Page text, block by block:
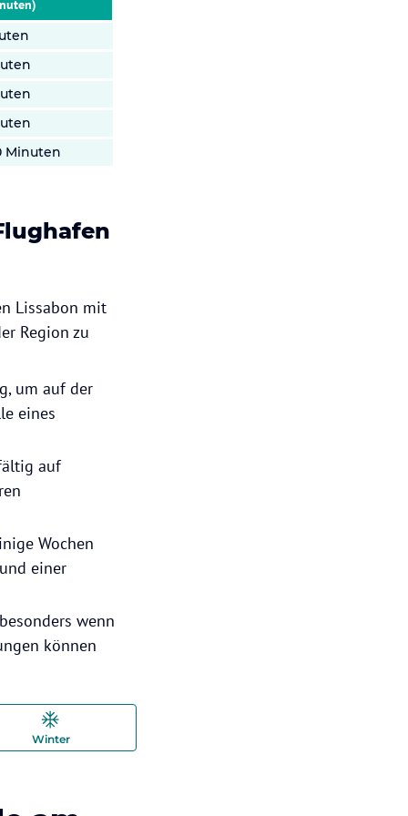
Minuten
Lissabon mit
Region zu
um auf der
eines
auf
Wochen
einer
wenn
können
Winter